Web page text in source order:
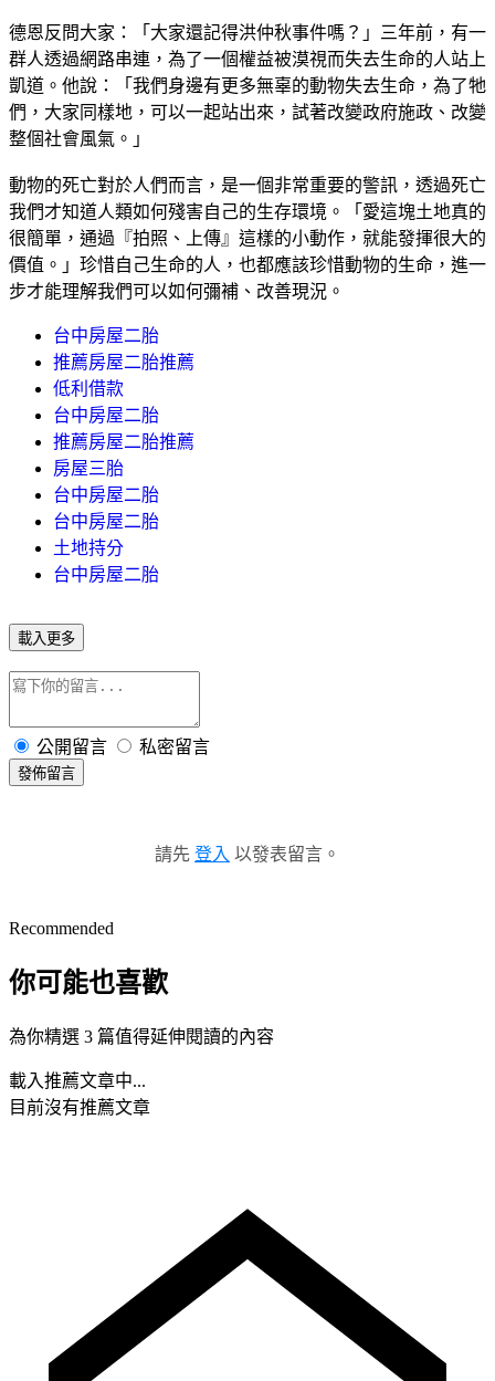
德恩反問大家：「大家還記得洪仲秋事件嗎？」三年前，有一
群人透過網路串連，為了一個權益被漠視而失去生命的人站上
凱道。他說：「我們身邊有更多無辜的動物失去生命，為了牠
們，大家同樣地，可以一起站出來，試著改變政府施政、改變
整個社會風氣。」
動物的死亡對於人們而言，是一個非常重要的警訊，透過死亡
我們才知道人類如何殘害自己的生存環境。「愛這塊土地真的
很簡單，通過『拍照、上傳』這樣的小動作，就能發揮很大的
價值。」珍惜自己生命的人，也都應該珍惜動物的生命，進一
步才能理解我們可以如何彌補、改善現況。
台中房屋二胎
推薦房屋二胎推薦
低利借款
台中房屋二胎
推薦房屋二胎推薦
房屋三胎
台中房屋二胎
台中房屋二胎
土地持分
台中房屋二胎
載入更多
公開留言 私密留言
發佈留言
請先 登入 以發表留言。
Recommended
你可能也喜歡
為你精選 3 篇值得延伸閱讀的內容
載入推薦文章中...
目前沒有推薦文章